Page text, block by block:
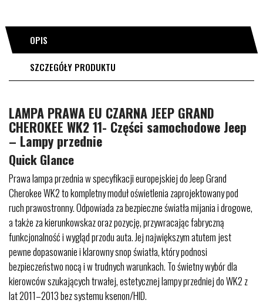
OPIS
SZCZEGÓŁY PRODUKTU
LAMPA PRAWA EU CZARNA JEEP GRAND
CHEROKEE WK2 11- Części samochodowe Jeep
– Lampy przednie
Quick Glance
Prawa lampa przednia w specyfikacji europejskiej do Jeep Grand
Cherokee WK2 to kompletny moduł oświetlenia zaprojektowany pod
ruch prawostronny. Odpowiada za bezpieczne światła mijania i drogowe,
a także za kierunkowskaz oraz pozycję, przywracając fabryczną
funkcjonalność i wygląd przodu auta. Jej największym atutem jest
pewne dopasowanie i klarowny snop światła, który podnosi
bezpieczeństwo nocą i w trudnych warunkach. To świetny wybór dla
kierowców szukających trwałej, estetycznej lampy przedniej do WK2 z
lat 2011–2013 bez systemu ksenon/HID.